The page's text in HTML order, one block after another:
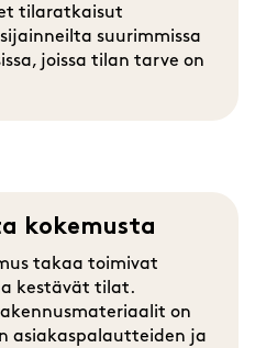
tilaratkaisut
suurimmissa
joissa tilan tarve on
kokemusta
takaa toimivat
kestävät tilat.
on
asiakaspalautteiden ja